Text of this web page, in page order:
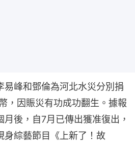
易峰和鄧倫為河北水災分別捐
，因賑災有功成功翻生。據報
後，自7月已傳出獲准復出，
身綜藝節目《上新了！故